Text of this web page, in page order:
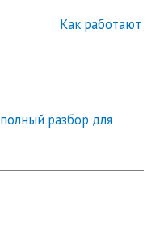
Как работают
разбор для